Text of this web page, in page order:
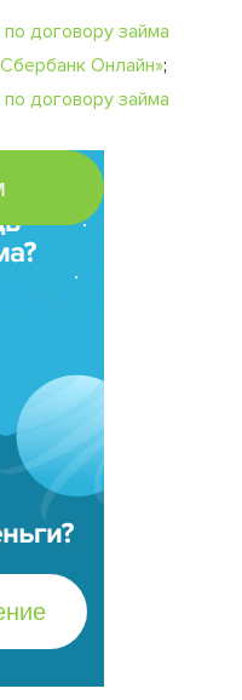
договору займа
Онлайн»;
договору займа